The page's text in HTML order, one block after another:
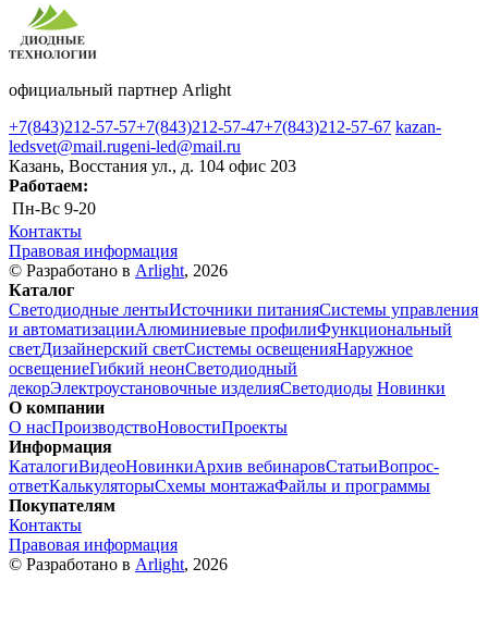
официальный партнер Arlight
+7(843)212-57-57+7(843)212-57-47+7(843)212-57-67 kazan-
ledsvet@mail.rugeni-led@mail.ru
Казань, Восстания ул., д. 104 офис 203
Работаем:
Пн-Вс 9-20
Контакты
Правовая информация
© Разработано в Arlight, 2026
Каталог
Светодиодные лентыИсточники питанияСистемы управления
и автоматизацииАлюминиевые профилиФункциональный
светДизайнерский светСистемы освещенияНаружное
освещениеГибкий неонСветодиодный
декорЭлектроустановочные изделияСветодиоды Новинки
О компании
О насПроизводствоНовостиПроекты
Информация
КаталогиВидеоНовинкиАрхив вебинаровСтатьиВопрос-
ответКалькуляторыСхемы монтажаФайлы и программы
Покупателям
Контакты
Правовая информация
© Разработано в Arlight, 2026